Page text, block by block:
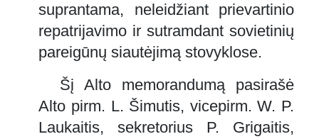
suprantama, neleidžiant prievartinio
repatrijavimo ir sutramdant sovietinių
pareigūnų siautėjimą stovyklose.
Šį Alto memorandumą pasirašė
Alto pirm. L. Šimutis, vicepirm. W. P.
Laukaitis, sekretorius P. Grigaitis,